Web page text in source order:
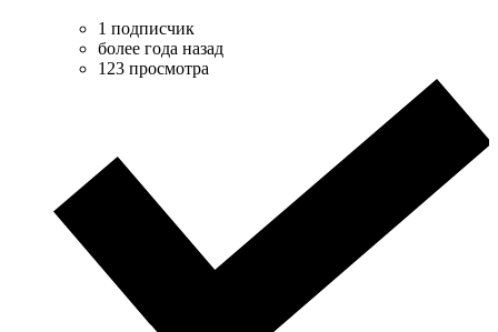
1 подписчик
более года назад
123 просмотра